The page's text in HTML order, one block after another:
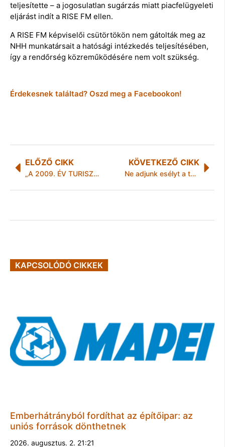
teljesítette – a jogosulatlan sugárzás miatt piacfelügyeleti
eljárást indít a RISE FM ellen.
A RISE FM képviselői csütörtökön nem gátolták meg az
NHH munkatársait a hatósági intézkedés teljesítésében,
így a rendőrség közreműködésére nem volt szükség.
Érdekesnek találtad? Oszd meg a Facebookon!
ELŐZŐ CIKK
„A 2009. ÉV TURISZTIKAI RENDEZVÉNYE A TISZA-TAVI RÉGIÓBAN”
KÖVETKEZŐ CIKK
Ne adjunk esélyt a tolvajoknak!
KAPCSOLÓDÓ CIKKEK
Emberhátrányból fordíthat az építőipar: az
uniós források dönthetnek
2026. augusztus. 2. 21:21